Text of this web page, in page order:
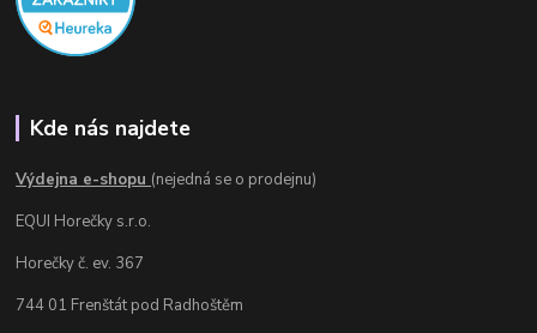
Kde nás najdete
Výdejna e-shopu (nejedná se o prodejnu)
EQUI Horečky s.r.o.
Horečky č. ev. 367
744 01 Frenštát pod Radhoštěm